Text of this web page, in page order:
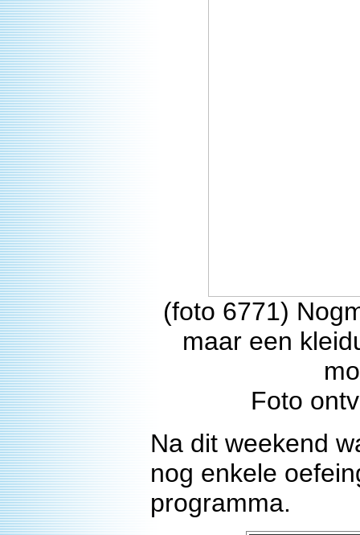
(foto 6771)
maar een
Foto
Na dit weekend
nog enkele
programma.